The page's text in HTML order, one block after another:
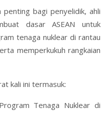
bagi penyelidik, ahli
dasar ASEAN untuk
tenaga nuklear di rantau
memperkukuh rangkaian
kali ini termasuk:
Tenaga Nuklear di